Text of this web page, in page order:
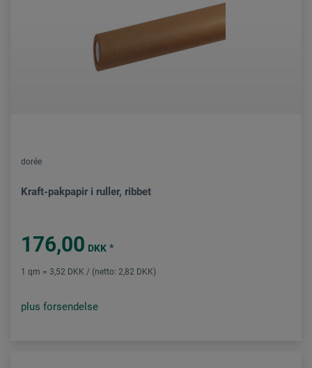
dorée
Kraft-pakpapir i ruller, ribbet
176,00 DKK *
1 qm = 3,52 DKK / (netto: 2,82 DKK)
plus forsendelse